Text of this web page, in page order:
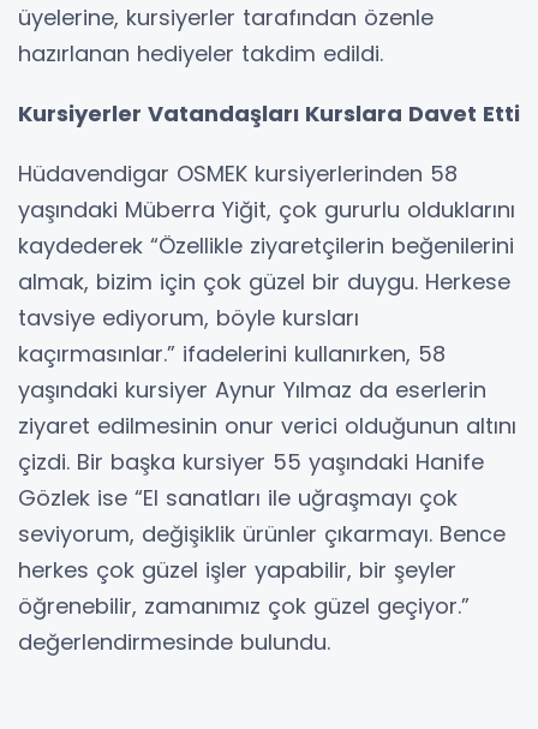
üyelerine, kursiyerler tarafından özenle
hazırlanan hediyeler takdim edildi.
Kursiyerler Vatandaşları Kurslara Davet Etti
Hüdavendigar OSMEK kursiyerlerinden 58
yaşındaki Müberra Yiğit, çok gururlu olduklarını
kaydederek “Özellikle ziyaretçilerin beğenilerini
almak, bizim için çok güzel bir duygu. Herkese
tavsiye ediyorum, böyle kursları
kaçırmasınlar.” ifadelerini kullanırken, 58
yaşındaki kursiyer Aynur Yılmaz da eserlerin
ziyaret edilmesinin onur verici olduğunun altını
çizdi. Bir başka kursiyer 55 yaşındaki Hanife
Gözlek ise “El sanatları ile uğraşmayı çok
seviyorum, değişiklik ürünler çıkarmayı. Bence
herkes çok güzel işler yapabilir, bir şeyler
öğrenebilir, zamanımız çok güzel geçiyor.”
değerlendirmesinde bulundu.